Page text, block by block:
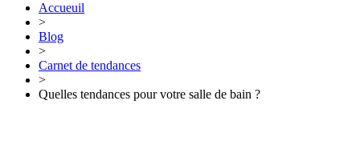
Accueuil
>
Blog
>
Carnet de tendances
>
Quelles tendances pour votre salle de bain ?